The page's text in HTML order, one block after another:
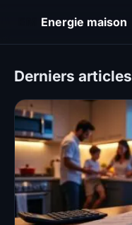
Energie maison
Derniers articles